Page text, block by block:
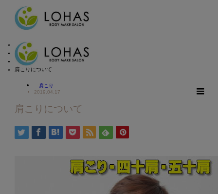
ホーム
ブログ
肩こり
肩こりについて
肩こり
2019.04.17
肩こりについて